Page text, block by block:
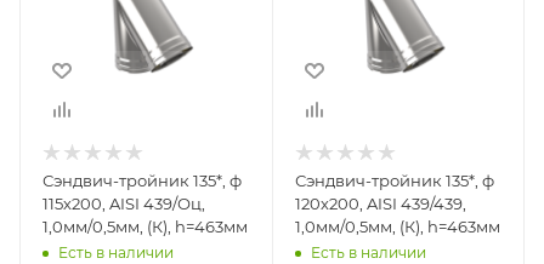
Высота, мм
464
Материал
Нержавеющая
сталь/
Оцинкованная
сталь
Сэндвич-тройник 135*, ф
115х200, AISI 439/Оц,
1,0мм/0,5мм, (К), h=463мм
Есть в наличии
Высота, мм
464
Материал
Нержавеющая
сталь
Производитель
УМК
Сэндвич-тройник 135*, ф
120х200, AISI 439/439,
1,0мм/0,5мм, (К), h=463мм
Есть в наличии